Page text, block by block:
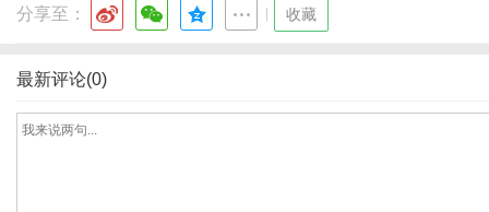
分享至： 收藏
最新评论(0)